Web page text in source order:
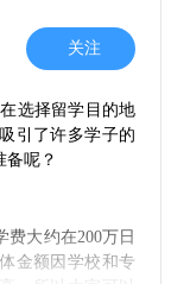
笔房租，也能享
低，但是在打工
出选择前，多了
完成留学之路。
，祝你们学业顺
据个人的生活方
个范围涵盖了住
在东京留学，生
择合租或学生宿
施的不同会影响
用，特别是在节
计类专业，通常
觑。相信很多同
关注
选择留学目的地
引了许多学子的
备呢？
大约在200万日
金额因学校和专